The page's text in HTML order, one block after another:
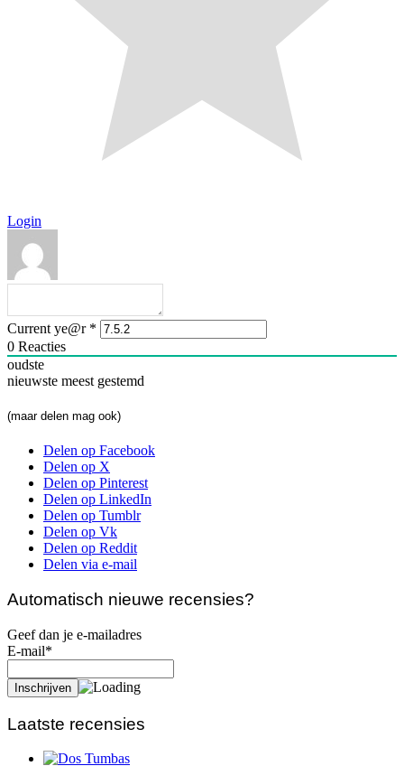
Login
Current ye@r *
0 Reacties
oudste
nieuwste meest gestemd
(maar delen mag ook)
Delen op Facebook
Delen op X
Delen op Pinterest
Delen op LinkedIn
Delen op Tumblr
Delen op Vk
Delen op Reddit
Delen via e-mail
Automatisch nieuwe recensies?
Geef dan je e-mailadres
E-mail*
Laatste recensies